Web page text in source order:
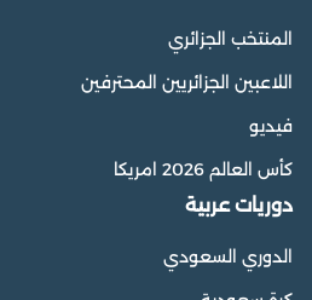
المنتخب الجزائري
اللاعبين الجزائريين المحترفين
فيديو
كأس العالم 2026 امريكا
دوريات عربية
الدوري السعودي